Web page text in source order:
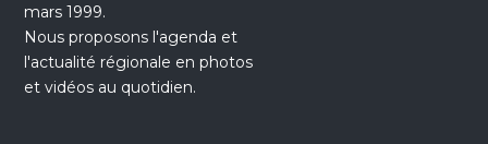
mars 1999.
Nous proposons l'agenda et
l'actualité régionale en photos
et vidéos au quotidien.